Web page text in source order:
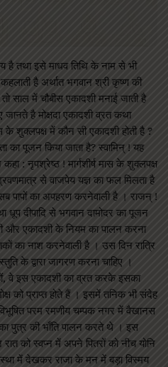
है तथा इसे माधव तिथि के नाम से भी
है अर्थात भगवान श्री कृष्ण की
साल में चौबीस एकादशी मनाई जाती है
है मोक्षदा एकादशी व्रत कथा
के शुक्लपक्ष में कौन सी एकादशी होती है ?
का पूजन किया जाता है? स्वामिन् ! यह
: नृपश्रेष्ठ ! मार्गशीर्ष मास के शुक्लपक्ष
से वाजपेय यज्ञ का फल मिलता है
सब पापों का अपहरण करनेवाली है । राजन् !
धूप दीपादि से भगवान दामोदर का पूजन
और एकादशी के नियम का पालन करना
का नाश करनेवाली है । उस दिन रात्रि
के द्वारा जागरण करना चाहिए ।
वे इस एकादशी का व्रत करके इसका
को प्राप्त होते हैं । इसमें तनिक भी संदेह
परम रमणीय चम्पक नगर में वैखानस
पुत्र की भाँति पालन करते थे । इस
को स्वप्न में अपने पितरों को नीच योनि
में देखकर राजा के मन में बड़ा विस्मय